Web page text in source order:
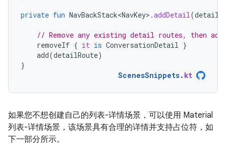
private fun NavBackStack<NavKey> .addDetail(
// Remove any existing detail routes, then
removeIf { it is ConversationDetail }
add(detailRoute)
}
ScenesSnippets. kt
如果您不想创建自己的列表-详情场景，可以使用 Material
列表-详情场景，该场景具有合理的详情并支持占位符，如
下一部分所示。